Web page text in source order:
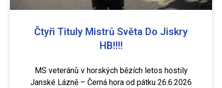
Čtyři Tituly Mistrů Světa Do Jiskry
HB!!!!
MS veteránů v horských bězích letos hostily
Janské Lázně – Černá hora od pátku 26.6.2026